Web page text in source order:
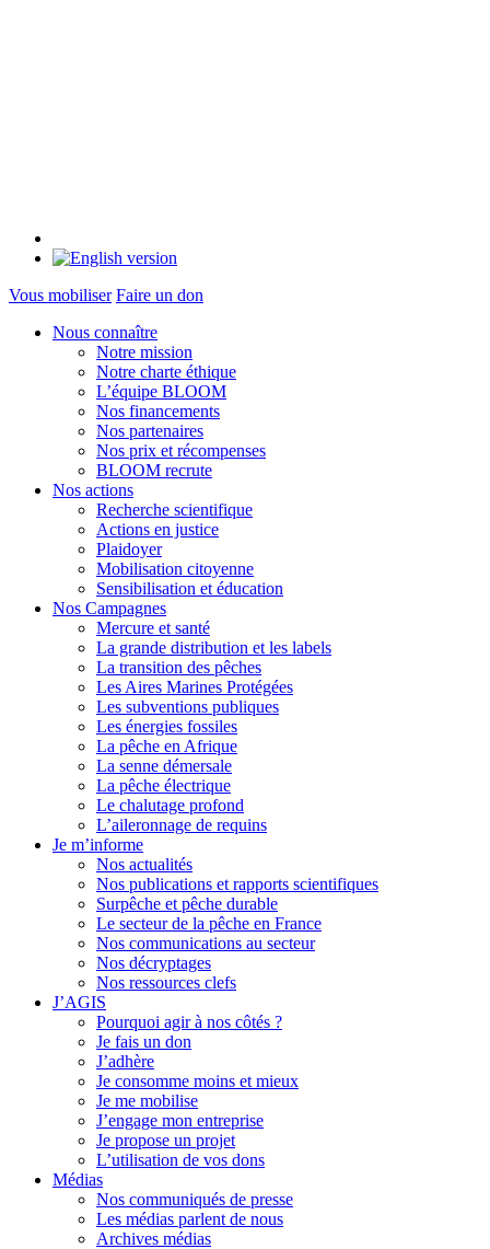
Vous mobiliser Faire un don
Nous connaître
Notre mission
Notre charte éthique
L’équipe BLOOM
Nos financements
Nos partenaires
Nos prix et récompenses
BLOOM recrute
Nos actions
Recherche scientifique
Actions en justice
Plaidoyer
Mobilisation citoyenne
Sensibilisation et éducation
Nos Campagnes
Mercure et santé
La grande distribution et les labels
La transition des pêches
Les Aires Marines Protégées
Les subventions publiques
Les énergies fossiles
La pêche en Afrique
La senne démersale
La pêche électrique
Le chalutage profond
L’aileronnage de requins
Je m’informe
Nos actualités
Nos publications et rapports scientifiques
Surpêche et pêche durable
Le secteur de la pêche en France
Nos communications au secteur
Nos décryptages
Nos ressources clefs
J’AGIS
Pourquoi agir à nos côtés ?
Je fais un don
J’adhère
Je consomme moins et mieux
Je me mobilise
J’engage mon entreprise
Je propose un projet
L’utilisation de vos dons
Médias
Nos communiqués de presse
Les médias parlent de nous
Archives médias